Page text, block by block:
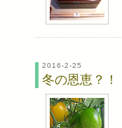
2016-2-25
冬の恩恵？！